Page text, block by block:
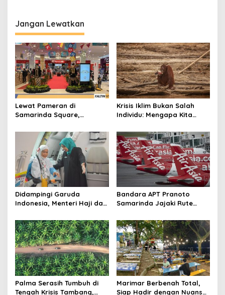
Jangan Lewatkan
Lewat Pameran di
Samarinda Square,
Kenalkan Jejak Peradaban
Kaltim
Krisis Iklim Bukan Salah
Individu: Mengapa Kita
“Tanggung Jawab
Pribadi”?
Didampingi Garuda
Indonesia, Menteri Haji dan
Kelancaran Penerbangan
Haji di Balikpapan
Bandara APT Pranoto
Samarinda Jajaki Rute
dengan AirAsia
Palma Serasih Tumbuh di
Tengah Krisis Tambang,
Marimar Berbenah Total,
Siap Hadir dengan Nuansa